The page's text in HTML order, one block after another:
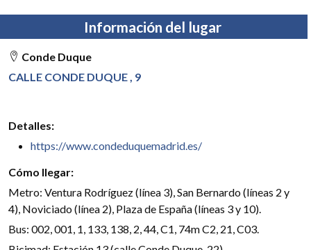
Información del lugar
Conde Duque
CALLE CONDE DUQUE , 9
Detalles:
https://www.condeduquemadrid.es/
Cómo llegar:
Metro: Ventura Rodríguez (línea 3), San Bernardo (líneas 2 y
4), Noviciado (línea 2), Plaza de España (líneas 3 y 10).
Bus: 002, 001, 1, 133, 138, 2, 44, C1, 74m C2, 21, C03.